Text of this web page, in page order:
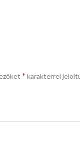
* karakterrel